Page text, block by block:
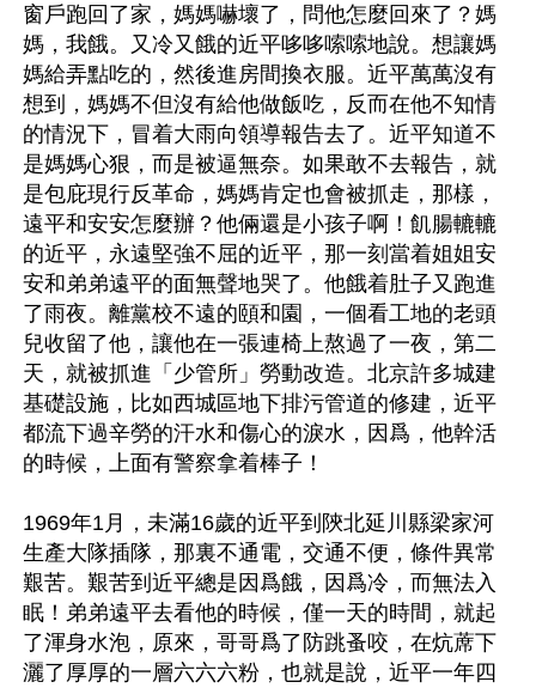
窗戶跑回了家，媽媽嚇壞了，問他怎麼回來了？媽
媽，我餓。又冷又餓的近平哆哆嗦嗦地說。想讓媽
媽給弄點吃的，然後進房間換衣服。近平萬萬沒有
想到，媽媽不但沒有給他做飯吃，反而在他不知情
的情況下，冒着大雨向領導報告去了。近平知道不
是媽媽心狠，而是被逼無奈。如果敢不去報告，就
是包庇現行反革命，媽媽肯定也會被抓走，那樣，
遠平和安安怎麼辦？他倆還是小孩子啊！飢腸轆轆
的近平，永遠堅強不屈的近平，那一刻當着姐姐安
安和弟弟遠平的面無聲地哭了。他餓着肚子又跑進
了雨夜。離黨校不遠的頤和園，一個看工地的老頭
兒收留了他，讓他在一張連椅上熬過了一夜，第二
天，就被抓進「少管所」勞動改造。北京許多城建
基礎設施，比如西城區地下排污管道的修建，近平
都流下過辛勞的汗水和傷心的淚水，因爲，他幹活
的時候，上面有警察拿着棒子！
1969年1月，未滿16歲的近平到陝北延川縣梁家河
生產大隊插隊，那裏不通電，交通不便，條件異常
艱苦。艱苦到近平總是因爲餓，因爲冷，而無法入
眠！弟弟遠平去看他的時候，僅一天的時間，就起
了渾身水泡，原來，哥哥爲了防跳蚤咬，在炕蓆下
灑了厚厚的一層六六六粉，也就是說，近平一年四